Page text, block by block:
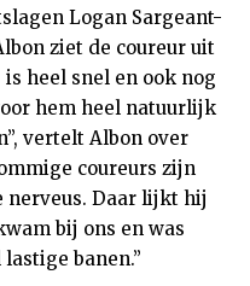
Logan Sargeant-
ziet de coureur uit
heel snel en ook nog
hem heel natuurlijk
vertelt Albon over
coureurs zijn
nerveus. Daar lijkt hij
bij ons en was
banen.”